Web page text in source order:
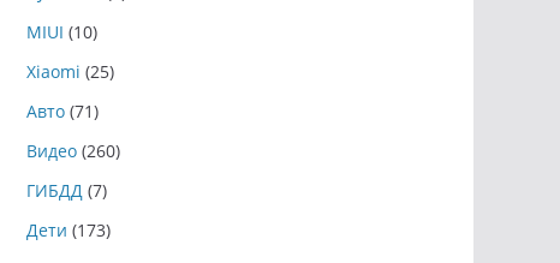
MIUI (10)
Xiaomi (25)
Авто (71)
Видео (260)
ГИБДД (7)
Дети (173)